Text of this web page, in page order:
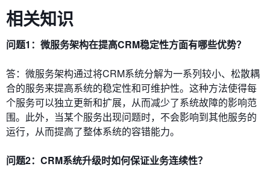
相关知识
问题1：微服务架构在提高CRM稳定性方面有哪些优势？
答：微服务架构通过将CRM系统分解为一系列较小、松散耦
合的服务来提高系统的稳定性和可维护性。这种方法使得每
个服务可以独立更新和扩展，从而减少了系统故障的影响范
围。此外，当某个服务出现问题时，不会影响到其他服务的
运行，从而提高了整体系统的容错能力。
问题2：CRM系统升级时如何保证业务连续性？